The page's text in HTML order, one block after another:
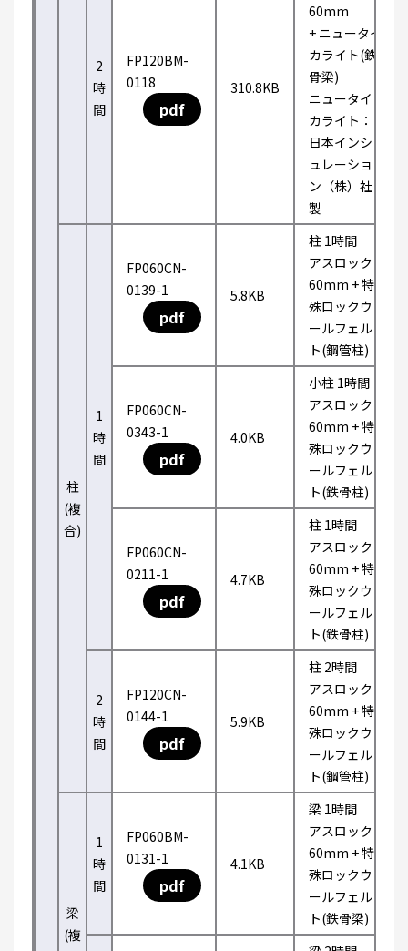
2
時
間
FP120BM-
0118
pdf
310.8KB
60mm
+ ニュータイ
カライト(鉄
骨梁)
ニュータイ
カライト：
日本インシ
ュレーショ
ン（株）社
製
柱
(複
合)
1
時
間
FP060CN-
0139-1
pdf
5.8KB
柱 1時間
アスロック
60mm + 特
殊ロックウ
ールフェル
ト(鋼管柱)
FP060CN-
0343-1
pdf
4.0KB
小柱 1時間
アスロック
60mm + 特
殊ロックウ
ールフェル
ト(鉄骨柱)
FP060CN-
0211-1
pdf
4.7KB
柱 1時間
アスロック
60mm + 特
殊ロックウ
ールフェル
ト(鉄骨柱)
2
時
間
FP120CN-
0144-1
pdf
5.9KB
柱 2時間
アスロック
60mm + 特
殊ロックウ
ールフェル
ト(鋼管柱)
梁
(複
1
時
間
FP060BM-
0131-1
pdf
4.1KB
梁 1時間
アスロック
60mm + 特
殊ロックウ
ールフェル
ト(鉄骨梁)